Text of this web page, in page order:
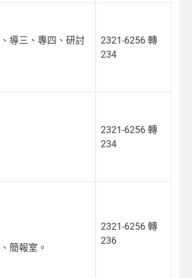
導三、專四、研討
2321-6256 轉
234
2321-6256 轉
234
簡報室。
2321-6256 轉
236